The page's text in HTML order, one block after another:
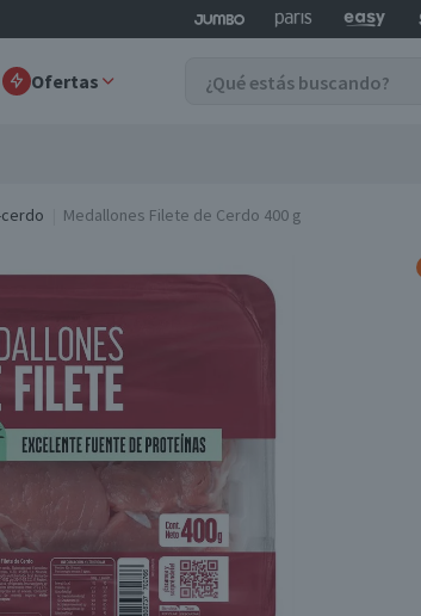
Ofertas
Medallones Filete de Cerdo 400 g